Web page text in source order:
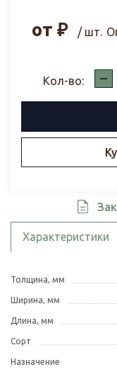
от ₽ / шт.
Кол-во: –
Характеристики
Толщина, мм
Ширина, мм
Длина, мм
Сорт
Назначение